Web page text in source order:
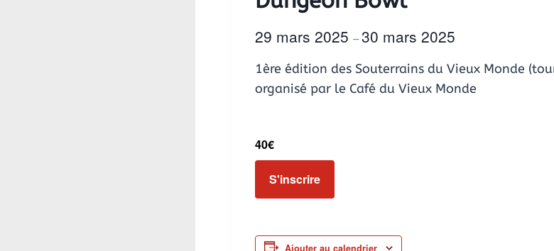
29 mars 2025 –30 mars 2025
1ère édition des Souterrains du Vieux Monde
organisé par le Café du Vieux Monde
40€
S'inscrire
Ajouter au calendrier